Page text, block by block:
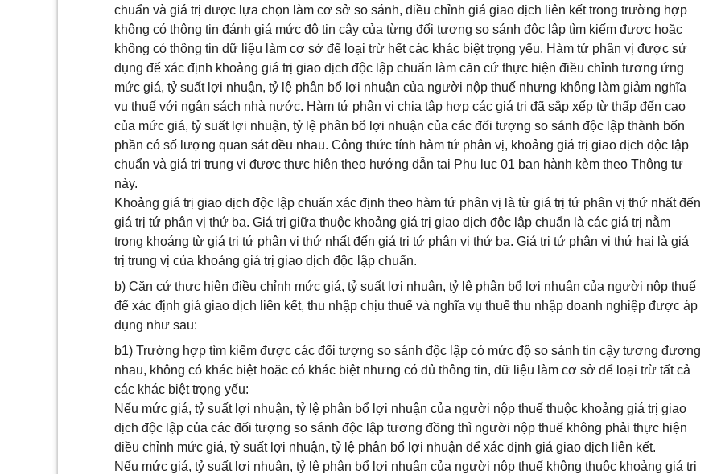
chuẩn và giá trị được lựa chọn làm cơ sở so sánh, điều chỉnh giá giao dịch liên kết trong trường hợp
không có thông tin đánh giá mức độ tin cậy của từng đối tượng so sánh độc lập tìm kiếm được hoặc
không có thông tin dữ liệu làm cơ sở để loại trừ hết các khác biệt trọng yếu. Hàm tứ phân vị được sử
dụng để xác định khoảng giá trị giao dịch độc lập chuẩn làm căn cứ thực hiện điều chỉnh tương ứng
mức giá, tỷ suất lợi nhuận, tỷ lệ phân bổ lợi nhuận của người nộp thuế nhưng không làm giảm nghĩa
vụ thuế với ngân sách nhà nước. Hàm tứ phân vị chia tập hợp các giá trị đã sắp xếp từ thấp đến cao
của mức giá, tỷ suất lợi nhuận, tỷ lệ phân bổ lợi nhuận của các đối tượng so sánh độc lập thành bốn
phần có số lượng quan sát đều nhau. Công thức tính hàm tứ phân vị, khoảng giá trị giao dịch độc lập
chuẩn và giá trị trung vị được thực hiện theo hướng dẫn tại Phụ lục 01 ban hành kèm theo Thông tư
này.
Khoảng giá trị giao dịch độc lập chuẩn xác định theo hàm tứ phân vị là từ giá trị tứ phân vị thứ nhất đến
giá trị tứ phân vị thứ ba. Giá trị giữa thuộc khoảng giá trị giao dịch độc lập chuẩn là các giá trị nằm
trong khoáng từ giá trị tứ phân vị thứ nhất đến giá trị tứ phân vị thứ ba. Giá trị tứ phân vị thứ hai là giá
trị trung vị của khoảng giá trị giao dịch độc lập chuẩn.
b) Căn cứ thực hiện điều chỉnh mức giá, tỷ suất lợi nhuận, tỷ lệ phân bổ lợi nhuận của người nộp thuế
để xác định giá giao dịch liên kết, thu nhập chịu thuế và nghĩa vụ thuế thu nhập doanh nghiệp được áp
dụng như sau:
b1) Trường hợp tìm kiếm được các đối tượng so sánh độc lập có mức độ so sánh tin cậy tương đương
nhau, không có khác biệt hoặc có khác biệt nhưng có đủ thông tin, dữ liệu làm cơ sở để loại trừ tất cả
các khác biệt trọng yếu:
Nếu mức giá, tỷ suất lợi nhuận, tỷ lệ phân bổ lợi nhuận của người nộp thuế thuộc khoảng giá trị giao
dịch độc lập của các đối tượng so sánh độc lập tương đồng thì người nộp thuế không phải thực hiện
điều chỉnh mức giá, tỷ suất lợi nhuận, tỷ lệ phân bổ lợi nhuận để xác định giá giao dịch liên kết.
Nếu mức giá, tỷ suất lợi nhuận, tỷ lệ phân bổ lợi nhuận của người nộp thuế không thuộc khoảng giá trị